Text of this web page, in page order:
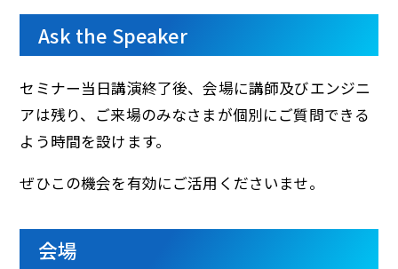
Ask the Speaker
セミナー当日講演終了後、会場に講師及びエンジニ
アは残り、ご来場のみなさまが個別にご質問できる
よう時間を設けます。
ぜひこの機会を有効にご活用くださいませ。
会場